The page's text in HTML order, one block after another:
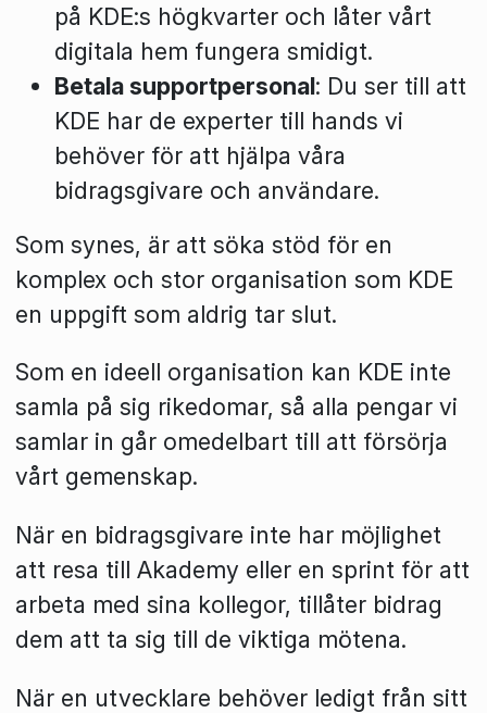
på KDE:s högkvarter och låter vårt
digitala hem fungera smidigt.
Betala supportpersonal: Du ser till att
KDE har de experter till hands vi
behöver för att hjälpa våra
bidragsgivare och användare.
Som synes, är att söka stöd för en
komplex och stor organisation som KDE
en uppgift som aldrig tar slut.
Som en ideell organisation kan KDE inte
samla på sig rikedomar, så alla pengar vi
samlar in går omedelbart till att försörja
vårt gemenskap.
När en bidragsgivare inte har möjlighet
att resa till Akademy eller en sprint för att
arbeta med sina kollegor, tillåter bidrag
dem att ta sig till de viktiga mötena.
När en utvecklare behöver ledigt från sitt